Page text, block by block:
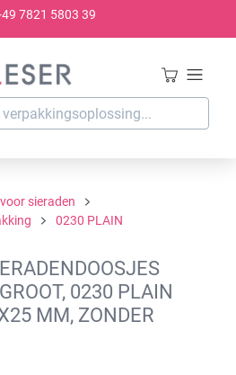
7821 5803 39
sieraden
0230 PLAIN
0230 PLAIN
MM, ZONDER